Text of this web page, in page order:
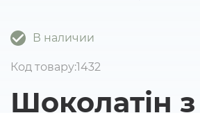
Код товару:1432
Шоколатін з
В наличии